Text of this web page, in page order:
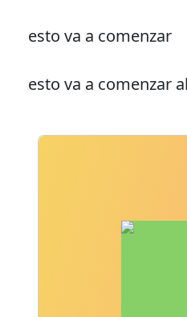
esto va a comenzar
esto va a comenzar